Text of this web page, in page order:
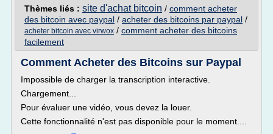
Thèmes liés : site d'achat bitcoin / comment acheter
des bitcoin avec paypal / acheter des bitcoins par paypal /
acheter bitcoin avec virwox / comment acheter des bitcoins
facilement
Comment Acheter des Bitcoins sur Paypal
Impossible de charger la transcription interactive.
Chargement...
Pour évaluer une vidéo, vous devez la louer.
Cette fonctionnalité n'est pas disponible pour le moment....